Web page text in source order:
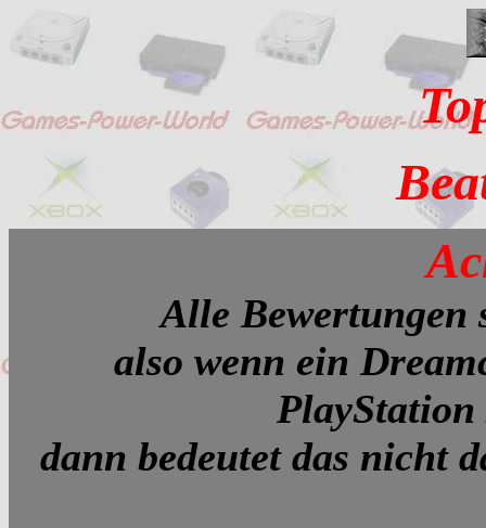
Alle Bewertungen
also wenn ein
dann bedeutet das nicht